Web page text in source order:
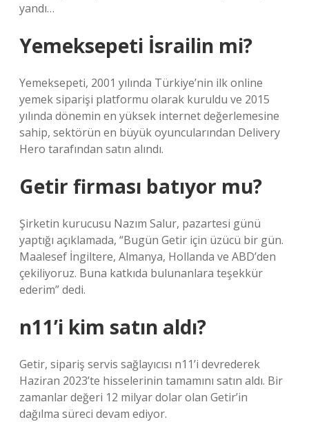
yandı…
Yemeksepeti İsrailin mi?
Yemeksepeti, 2001 yılında Türkiye’nin ilk online
yemek siparişi platformu olarak kuruldu ve 2015
yılında dönemin en yüksek internet değerlemesine
sahip, sektörün en büyük oyuncularından Delivery
Hero tarafından satın alındı.
Getir firması batıyor mu?
Şirketin kurucusu Nazım Salur, pazartesi günü
yaptığı açıklamada, “Bugün Getir için üzücü bir gün.
Maalesef İngiltere, Almanya, Hollanda ve ABD’den
çekiliyoruz. Buna katkıda bulunanlara teşekkür
ederim” dedi.
n11’i kim satın aldı?
Getir, sipariş servis sağlayıcısı n11’i devrederek
Haziran 2023’te hisselerinin tamamını satın aldı. Bir
zamanlar değeri 12 milyar dolar olan Getir’in
dağılma süreci devam ediyor.